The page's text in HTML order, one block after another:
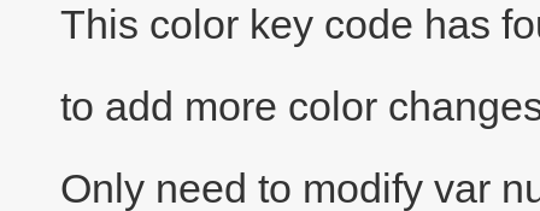
This color key code has
to add more color
Only need to modify var